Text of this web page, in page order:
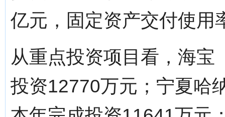
亿元，固定资产交付使用
从重点投资项目看，海宝
投资12770万元；宁夏哈